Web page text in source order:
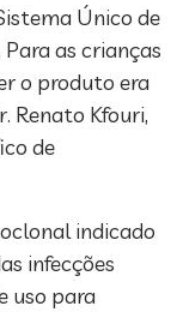
Único de
Para as crianças
o produto era
Renato Kfouri,
de
indicado
infecções
uso para